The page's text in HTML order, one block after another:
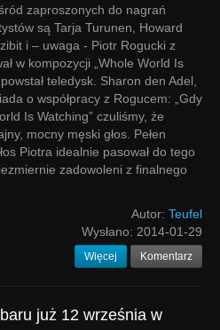
zaproszonych do nagrań
są Tarja Turunen, Howard
i – uwaga - Piotr Rogucki z
w kompozycji „Whole World Is
teledysk. Sharon den Adel,
o współpracy z Rogucem: „Gdy
Is Watching” czuliśmy, że
mocny męski głos. Pełen
Piotra idealnie pasował do tego
zadowoleni z finalnego
Autor: Teufel
Wysłano: 2014-01-29
Więcej Komentarz
już 12 września w